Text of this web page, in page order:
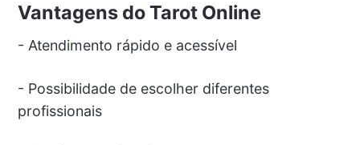
Vantagens do Tarot Online
- Atendimento rápido e acessível
- Possibilidade de escolher diferentes
profissionais